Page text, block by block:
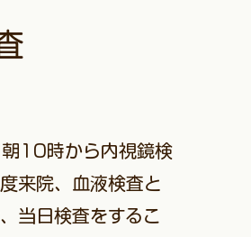
10時から内視鏡検
来院、血液検査と
当日検査をするこ